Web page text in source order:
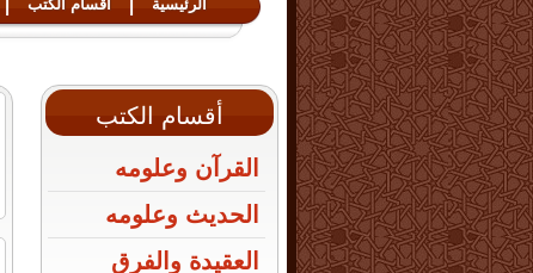
الرئيسية | أقسام الكتب |
أقسام الكتب
القرآن وعلومه
الحديث وعلومه
العقيدة والفرق